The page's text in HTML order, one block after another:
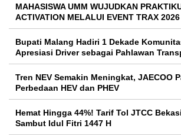
MAHASISWA UMM WUJUDKAN
ACTIVATION MELALUI EVENT TRAX 2026
Bupati Malang Hadiri 1 Dekade
Apresiasi Driver sebagai Pahlawan
Tren NEV Semakin Meningkat, JAECOO
Perbedaan HEV dan PHEV
Hemat Hingga 44%! Tarif Tol JTCC
Sambut Idul Fitri 1447 H